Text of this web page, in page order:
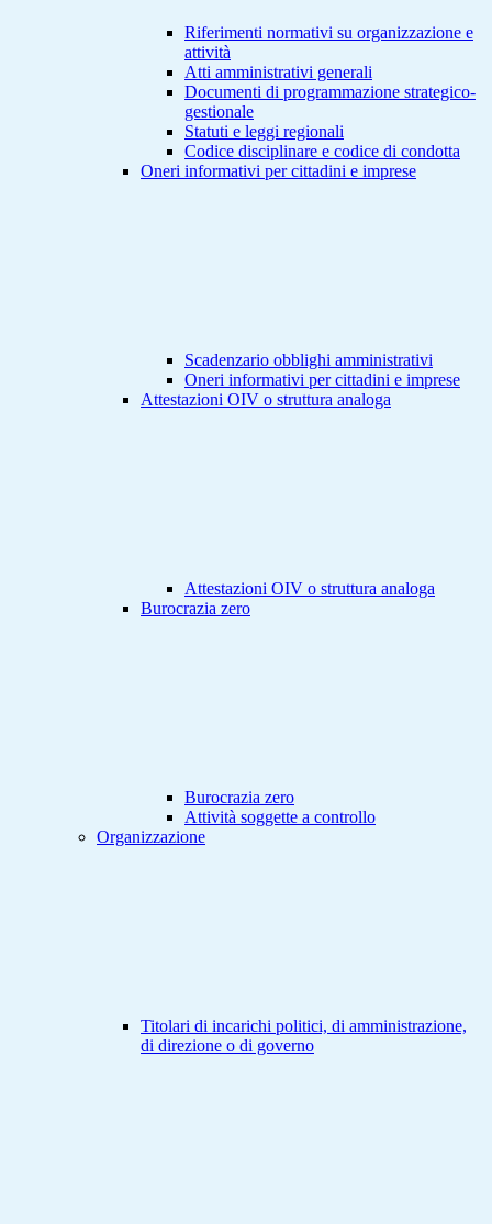
Riferimenti normativi su organizzazione e
attività
Atti amministrativi generali
Documenti di programmazione strategico-
gestionale
Statuti e leggi regionali
Codice disciplinare e codice di condotta
Oneri informativi per cittadini e imprese
Scadenzario obblighi amministrativi
Oneri informativi per cittadini e imprese
Attestazioni OIV o struttura analoga
Attestazioni OIV o struttura analoga
Burocrazia zero
Burocrazia zero
Attività soggette a controllo
Organizzazione
Titolari di incarichi politici, di amministrazione,
di direzione o di governo